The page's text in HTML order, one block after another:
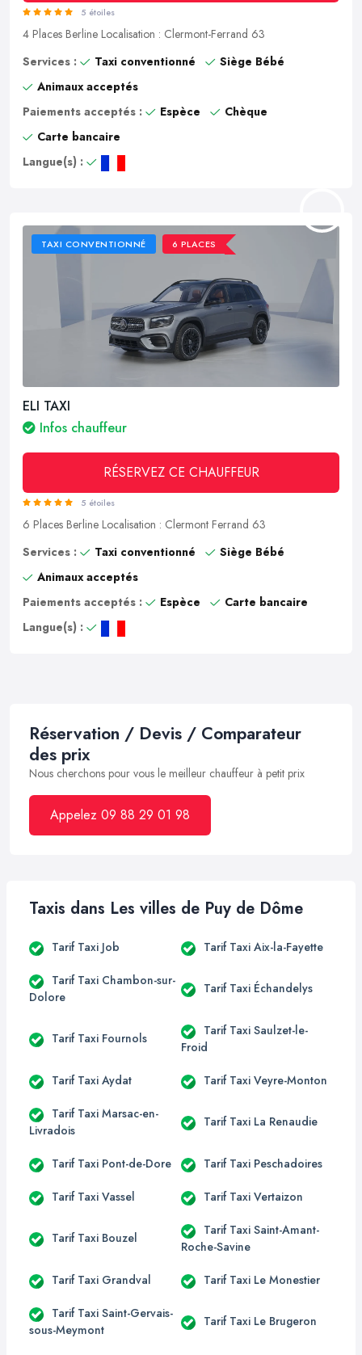
5 étoiles
4 Places Berline Localisation : Clermont-Ferrand 63
Services :
Taxi conventionné
Siège Bébé
Animaux acceptés
Paiements acceptés :
Espèce
Chèque
Carte bancaire
Langue(s) :
TAXI CONVENTIONNÉ 6 PLACES
ELI TAXI
Infos chauffeur
RÉSERVEZ CE CHAUFFEUR
5 étoiles
6 Places Berline Localisation : Clermont Ferrand 63
Services :
Taxi conventionné
Siège Bébé
Animaux acceptés
Paiements acceptés :
Espèce
Carte bancaire
Langue(s) :
Réservation / Devis / Comparateur
des prix
Nous cherchons pour vous le meilleur chauffeur à petit prix
Appelez 09 88 29 01 98
Taxis dans Les villes de Puy de Dôme
Tarif Taxi Job Tarif Taxi Aix-la-Fayette
Tarif Taxi Chambon-sur-
Dolore
Tarif Taxi Échandelys
Tarif Taxi Fournols
Tarif Taxi Saulzet-le-
Froid
Tarif Taxi Aydat Tarif Taxi Veyre-Monton
Tarif Taxi Marsac-en-
Livradois
Tarif Taxi La Renaudie
Tarif Taxi Pont-de-Dore Tarif Taxi Peschadoires
Tarif Taxi Vassel Tarif Taxi Vertaizon
Tarif Taxi Bouzel
Tarif Taxi Saint-Amant-
Roche-Savine
Tarif Taxi Grandval Tarif Taxi Le Monestier
Tarif Taxi Saint-Gervais-
sous-Meymont
Tarif Taxi Le Brugeron